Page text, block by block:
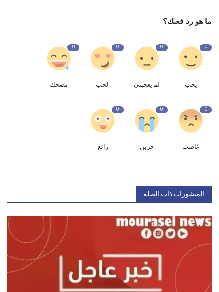
ما هو رد فعلك؟
0
يحب
0
لم يعجبنى
0
الحب
0
مضحك
0
غاضب
0
حزين
0
رائع
المنشورات ذات الصلة